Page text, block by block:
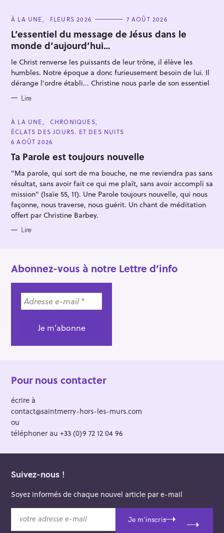
C
T
E
G
O
R
I
E
S
À LA UNE FLEURS 2026 7 AOÛT 2026
L’essentiel du message de Jésus dans le
monde d’aujourd’hui…
le Christ renverse les puissants de leur trône, il élève les
humbles. Notre époque a donc furieusement besoin de lui. Il
dérange l'ordre établi... Christine nous parle de son essentiel
Lire
C
A
T
E
O
R
E
À LA UNE
CHRONIQUES
ÉCLATS DES JOURS. ET DES NUITS
6 AOÛT 2026
Ta Parole est toujours nouvelle
"Ma parole, qui sort de ma bouche, ne me reviendra pas sans
résultat, sans avoir fait ce qui me plaît, sans avoir accompli sa
mission" (Isaïe 55, 11). Une Parole toujours nouvelle, qui nous
façonne, nous traverse, nous guérit. Un chant de méditation
offert par Christine Barbey.
Lire
Abonnez-vous à notre Lettre d’info
Pour nous contacter
écrire à
contact@saintmerry-hors-les-murs.com
ou
téléphoner au +33 (0)9 72 12 04 96
Suivez-nous !
Soyez informés de chaque nouvel article par e-mail
Je m'inscris
h
r
c
h
e